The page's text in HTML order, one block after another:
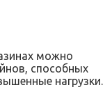
можно
способных
нагрузки.